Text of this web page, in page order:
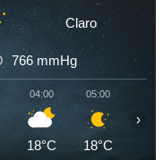
Claro
766 mmHg
04:00
18°C
05:00
18°C
›